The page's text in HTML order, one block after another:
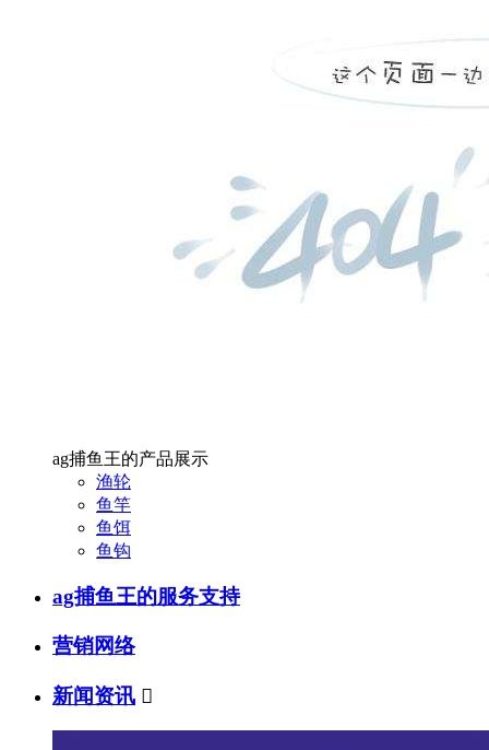
ag捕鱼王的产品展示
渔轮
鱼竿
鱼饵
鱼钩
ag捕鱼王的服务支持
营销网络
新闻资讯 